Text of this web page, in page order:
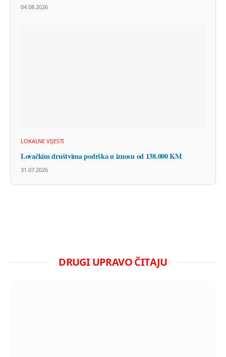
04.08.2026
LOKALNE VIJESTI
Lovačkim društvima podrška u iznosu od 138.000 KM
31.07.2026
DRUGI UPRAVO ČITAJU